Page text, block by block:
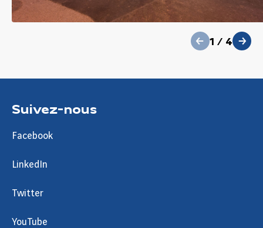
précédent1 / 4suivant
Suivez-nous
Facebook
LinkedIn
Twitter
YouTube